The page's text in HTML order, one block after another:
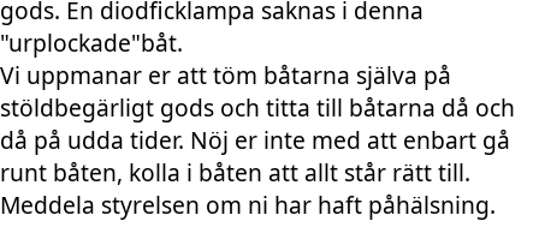
gods. En diodficklampa saknas i denna
"urplockade"båt.
Vi uppmanar er att töm båtarna själva på
stöldbegärligt gods och titta till båtarna då och
då på udda tider. Nöj er inte med att enbart gå
runt båten, kolla i båten att allt står rätt till.
Meddela styrelsen om ni har haft påhälsning.